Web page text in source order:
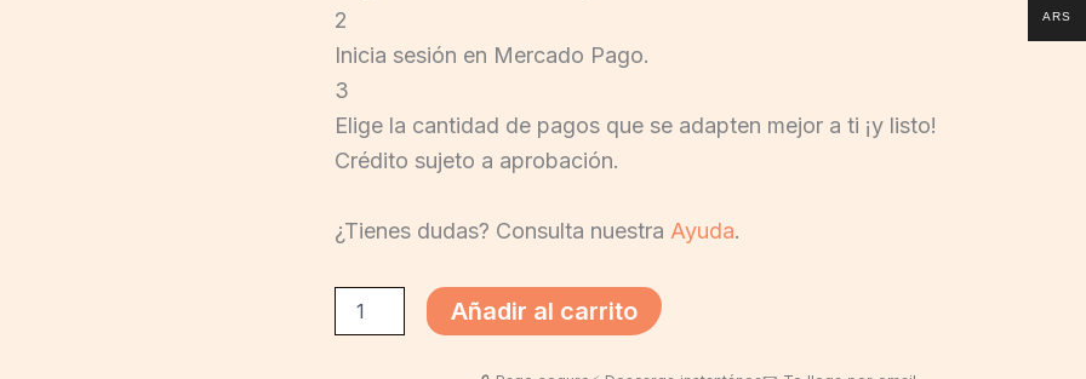
2
Inicia sesión en Mercado Pago.
3
Elige la cantidad de pagos que se adapten mejor a ti ¡y listo!
Crédito sujeto a aprobación.
¿Tienes dudas? Consulta nuestra Ayuda.
Añadir al carrito
ARS